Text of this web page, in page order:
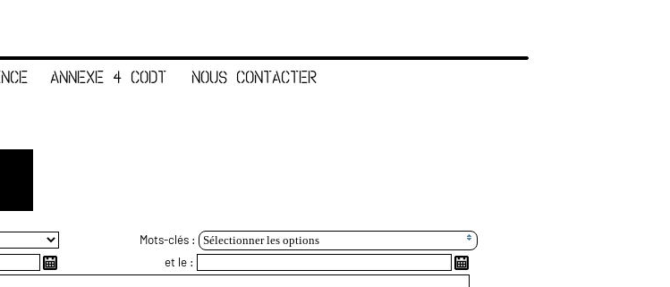
ANNEXE 4 CODT NOUS CONTACTER
Mots-clés : Sélectionner les options
et le :